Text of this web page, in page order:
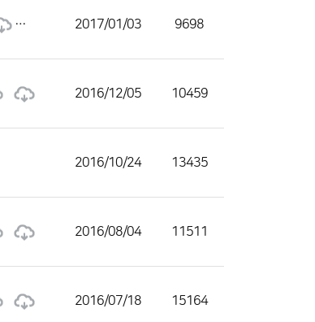
2017/01/03 9698
2016/12/05 10459
2016/10/24 13435
2016/08/04 11511
2016/07/18 15164